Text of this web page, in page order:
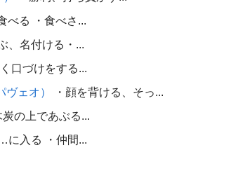
べる ・食べさ...
、名付ける・...
口づけをする...
ェオ）
・顔を背ける、そっ...
炭の上であぶる...
に入る ・仲間...